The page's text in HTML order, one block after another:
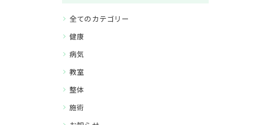
全てのカテゴリー
健康
病気
教室
整体
施術